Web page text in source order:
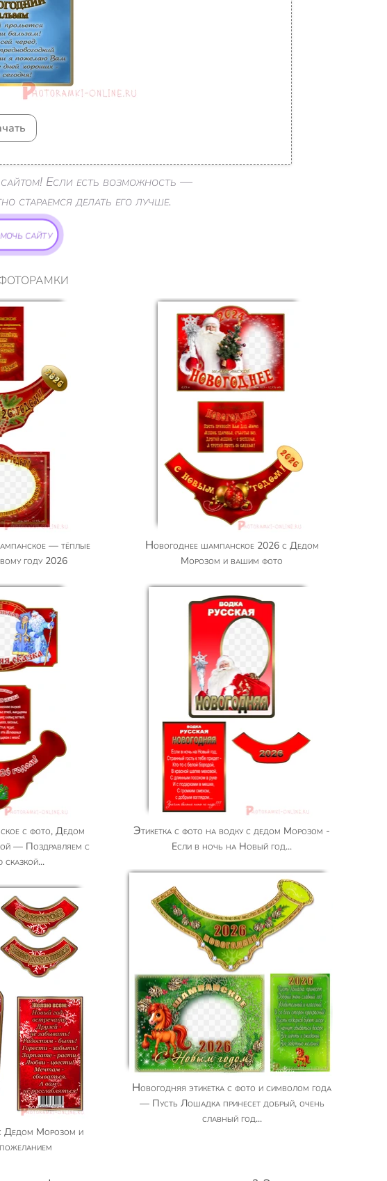
Если есть возможность —
стараемся делать его лучше.
сайту
году 2026
Новогоднее шампанское 2026 с Дедом
Морозом и вашим фото
— Поздравляем с
Этикетка с фото на водку с дедом Морозом -
Если в ночь на Новый год...
Новогодняя этикетка с фото и символом года
— Пусть Лошадка принесет добрый, очень
славный год...